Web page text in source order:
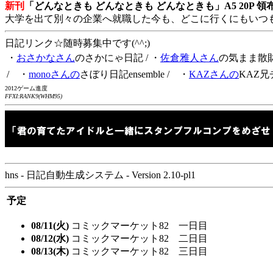
新刊
「どんなときも どんなときも どんなときも」A5 20P 領
大学を出て別々の企業へ就職した今も、どこに行くにもい
日記リンク☆随時募集中です(^^;)
・ おさかなさんのさかにゃ日記 / ・ 佐倉雅人さんの気まま散
/ ・ monoさんのさぼり日記ensemble / ・ KAZさんのKAZ兄
2012ゲーム進度
FFXI:RANK9(WHM95)
hns - 日記自動生成システム - Version 2.10-pl1
予定
08/11(火) コミックマーケット82 一日目
08/12(水) コミックマーケット82 二日目
08/13(木) コミックマーケット82 三日目